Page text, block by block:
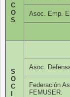
C
O
S
Asoc. Emp.
S
O
C
Asoc.
Federación
FEMUSER.